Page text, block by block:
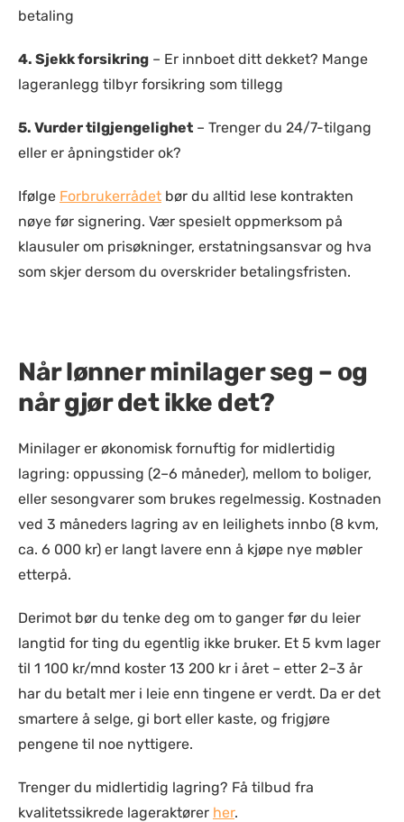
betaling
4. Sjekk forsikring – Er innboet ditt dekket? Mange
lageranlegg tilbyr forsikring som tillegg
5. Vurder tilgjengelighet – Trenger du 24/7-tilgang
eller er åpningstider ok?
Ifølge Forbrukerrådet bør du alltid lese kontrakten
nøye før signering. Vær spesielt oppmerksom på
klausuler om prisøkninger, erstatningsansvar og hva
som skjer dersom du overskrider betalingsfristen.
Når lønner minilager seg – og
når gjør det ikke det?
Minilager er økonomisk fornuftig for midlertidig
lagring: oppussing (2–6 måneder), mellom to boliger,
eller sesongvarer som brukes regelmessig. Kostnaden
ved 3 måneders lagring av en leilighets innbo (8 kvm,
ca. 6 000 kr) er langt lavere enn å kjøpe nye møbler
etterpå.
Derimot bør du tenke deg om to ganger før du leier
langtid for ting du egentlig ikke bruker. Et 5 kvm lager
til 1 100 kr/mnd koster 13 200 kr i året – etter 2–3 år
har du betalt mer i leie enn tingene er verdt. Da er det
smartere å selge, gi bort eller kaste, og frigjøre
pengene til noe nyttigere.
Trenger du midlertidig lagring? Få tilbud fra
kvalitetssikrede lageraktører her.